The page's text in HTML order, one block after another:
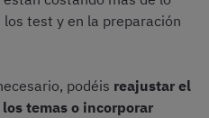
test y en la preparación
podéis reajustar el
temas o incorporar